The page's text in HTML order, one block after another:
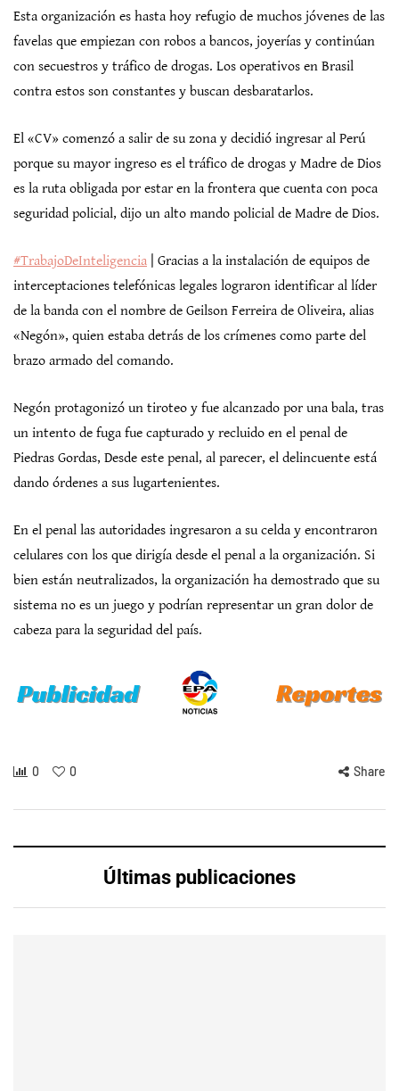
Esta organización es hasta hoy refugio de muchos jóvenes de las
favelas que empiezan con robos a bancos, joyerías y continúan
con secuestros y tráfico de drogas. Los operativos en Brasil
contra estos son constantes y buscan desbaratarlos.
El «CV» comenzó a salir de su zona y decidió ingresar al Perú
porque su mayor ingreso es el tráfico de drogas y Madre de Dios
es la ruta obligada por estar en la frontera que cuenta con poca
seguridad policial, dijo un alto mando policial de Madre de Dios.
#TrabajoDeInteligencia | Gracias a la instalación de equipos de
interceptaciones telefónicas legales lograron identificar al líder
de la banda con el nombre de Geilson Ferreira de Oliveira, alias
«Negón», quien estaba detrás de los crímenes como parte del
brazo armado del comando.
Negón protagonizó un tiroteo y fue alcanzado por una bala, tras
un intento de fuga fue capturado y recluido en el penal de
Piedras Gordas, Desde este penal, al parecer, el delincuente está
dando órdenes a sus lugartenientes.
En el penal las autoridades ingresaron a su celda y encontraron
celulares con los que dirigía desde el penal a la organización. Si
bien están neutralizados, la organización ha demostrado que su
sistema no es un juego y podrían representar un gran dolor de
cabeza para la seguridad del país.
0 0 Share
Últimas publicaciones